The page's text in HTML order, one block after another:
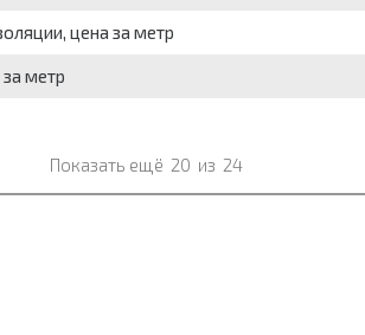
цена за метр
метр
Показать ещё 20 из 24